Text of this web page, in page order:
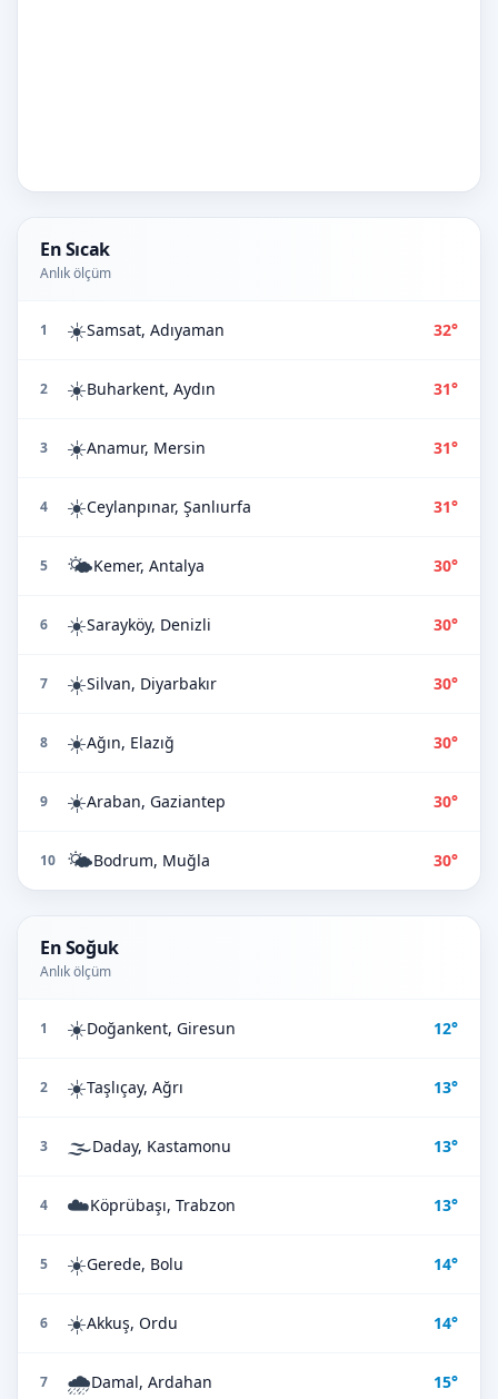
En Sıcak
Anlık ölçüm
1 ☀️Samsat, Adıyaman 32°
2 ☀️Buharkent, Aydın 31°
3 ☀️Anamur, Mersin 31°
4 ☀️Ceylanpınar, Şanlıurfa 31°
5 🌤️Kemer, Antalya 30°
6 ☀️Sarayköy, Denizli 30°
7 ☀️Silvan, Diyarbakır 30°
8 ☀️Ağın, Elazığ 30°
9 ☀️Araban, Gaziantep 30°
10 🌤️Bodrum, Muğla 30°
En Soğuk
Anlık ölçüm
1 ☀️Doğankent, Giresun 12°
2 ☀️Taşlıçay, Ağrı 13°
3 🌫️Daday, Kastamonu 13°
4 ☁️Köprübaşı, Trabzon 13°
5 ☀️Gerede, Bolu 14°
6 ☀️Akkuş, Ordu 14°
7 🌧️Damal, Ardahan 15°